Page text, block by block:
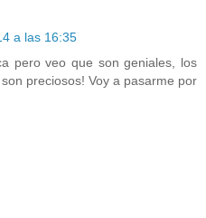
a las 16:35
pero veo que son geniales, los
preciosos! Voy a pasarme por